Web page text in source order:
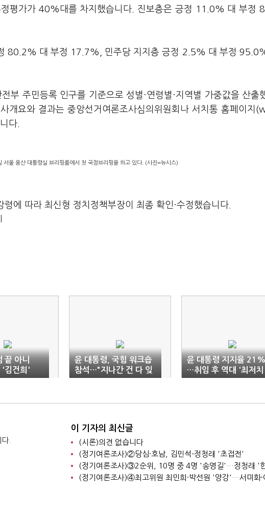
평가가 40%대를 차지했습니다. 진보층은 긍정 11.0% 대 부정
80.2% 대 부정 17.7%, 민주당 지지층 긍정 2.5% 대 부정
부 주민등록 인구를 기준으로 성별·연령별·지역별 가중값을 산출
개요와 결과는 중앙선거여론조사심의위원회나 서치통 홈페이지
다.
서울 용산 대통령실 브리핑룸에서 첫 국정브리핑을 하고 있다. (사진=뉴시스)
에 따라 최신형 정치정책부장이 최종 확인·수정했습니다.
끝 아니
'김건희'
윤 대통령, 국힘 워크숍
참석…"지나간 건 다 잊
고 한 몸 되자"
윤 대통령 지지율
…취임 후 역대 '최저
.
이 기자의 최신글
(시론)의견 없습니다
(정기여론조사)②당심·호남, 김민석-정청래 '초접전'